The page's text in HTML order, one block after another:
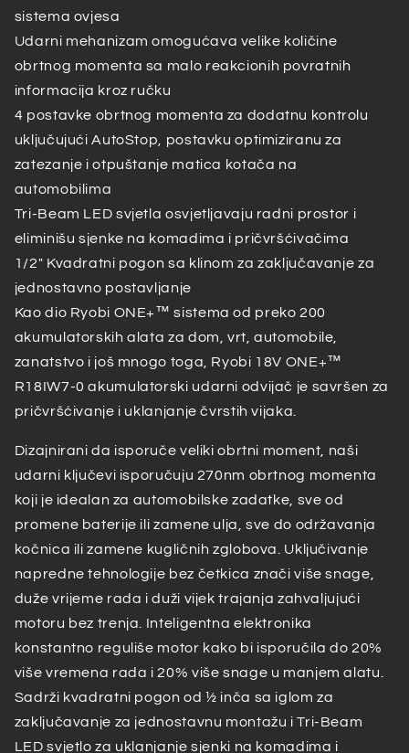
sistema ovjesa
Udarni mehanizam omogućava velike količine
obrtnog momenta sa malo reakcionih povratnih
informacija kroz ručku
4 postavke obrtnog momenta za dodatnu kontrolu
uključujući AutoStop, postavku optimiziranu za
zatezanje i otpuštanje matica kotača na
automobilima
Tri-Beam LED svjetla osvjetljavaju radni prostor i
eliminišu sjenke na komadima i pričvršćivačima
1/2″ Kvadratni pogon sa klinom za zaključavanje za
jednostavno postavljanje
Kao dio Ryobi ONE+™ sistema od preko 200
akumulatorskih alata za dom, vrt, automobile,
zanatstvo i još mnogo toga, Ryobi 18V ONE+™
R18IW7-0 akumulatorski udarni odvijač je savršen za
pričvršćivanje i uklanjanje čvrstih vijaka.
Dizajnirani da isporuče veliki obrtni moment, naši
udarni ključevi isporučuju 270nm obrtnog momenta
koji je idealan za automobilske zadatke, sve od
promene baterije ili zamene ulja, sve do održavanja
kočnica ili zamene kugličnih zglobova. Uključivanje
napredne tehnologije bez četkica znači više snage,
duže vrijeme rada i duži vijek trajanja zahvaljujući
motoru bez trenja. Inteligentna elektronika
konstantno reguliše motor kako bi isporučila do 20%
više vremena rada i 20% više snage u manjem alatu.
Sadrži kvadratni pogon od ½ inča sa iglom za
zaključavanje za jednostavnu montažu i Tri-Beam
LED svjetlo za uklanjanje sjenki na komadima i